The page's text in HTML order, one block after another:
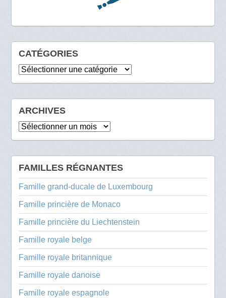
CATÉGORIES
Catégories
ARCHIVES
Archives
FAMILLES RÉGNANTES
Famille grand-ducale de Luxembourg
Famille princière de Monaco
Famille princière du Liechtenstein
Famille royale belge
Famille royale britannique
Famille royale danoise
Famille royale espagnole